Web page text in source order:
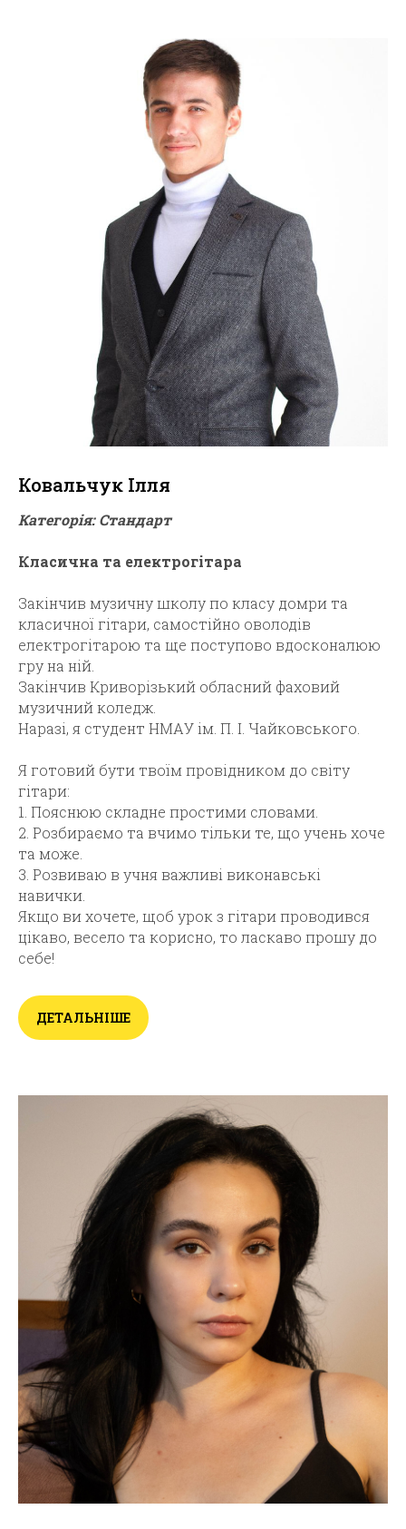
Ковальчук Ілля
Категорія: Стандарт
Класична та електрогітара
Закінчив музичну школу по класу домри та
класичної гітари, самостійно оволодів
електрогітарою та ще поступово вдосконалюю
гру на ній.
Закінчив Криворізький обласний фаховий
музичний коледж.
Наразі, я студент НМАУ ім. П. І. Чайковського.
Я готовий бути твоїм провідником до світу
гітари:
1. Пояснюю складне простими словами.
2. Розбираємо та вчимо тільки те, що учень хоче
та може.
3. Розвиваю в учня важливі виконавські
навички.
Якщо ви хочете, щоб урок з гітари проводився
цікаво, весело та корисно, то ласкаво прошу до
себе!
ДЕТАЛЬНІШЕ